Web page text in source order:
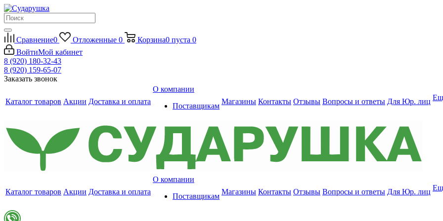
Сравнение0 Отложенные 0 Корзина0 пуста 0
ВойтиМой кабинет
8 (920) 180-32-43
8 (920) 159-65-07
Заказать звонок
Каталог товаров Акции Доставка и оплата
О компании
Поставщикам
Магазины Контакты Отзывы Вопросы и ответы Для Юр. лиц
Каталог товаров Акции Доставка и оплата
О компании
Поставщикам
Магазины Контакты Отзывы Вопросы и ответы Для Юр. лиц